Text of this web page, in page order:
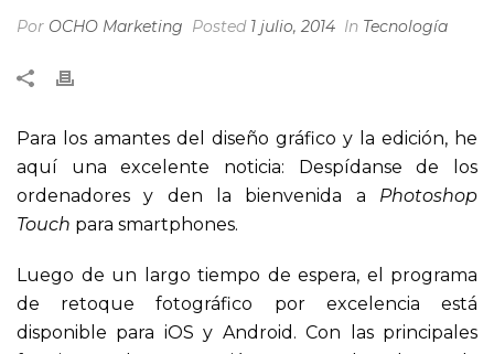
Por OCHO Marketing Posted 1 julio, 2014 In Tecnología
Para los amantes del diseño gráfico y la edición, he
aquí una excelente noticia: Despídanse de los
ordenadores y den la bienvenida a Photoshop
Touch para smartphones.
Luego de un largo tiempo de espera, el programa
de retoque fotográfico por excelencia está
disponible para iOS y Android. Con las principales